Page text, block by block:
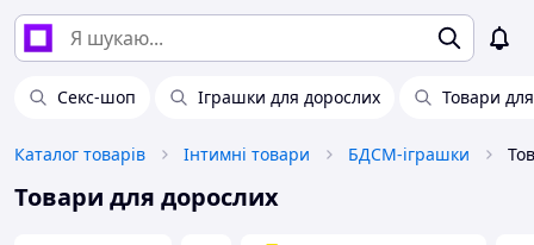
Секс-шоп Іграшки для дорослих Товари
Каталог товарів Інтимні товари БДСМ-іграшки
Товари для дорослих